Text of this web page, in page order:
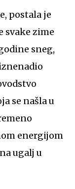
postala je
svake zime
sneg,
se našla u
energijom
ugalj u